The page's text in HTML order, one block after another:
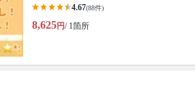
4.67(88件)
8,625円/ 1箇所